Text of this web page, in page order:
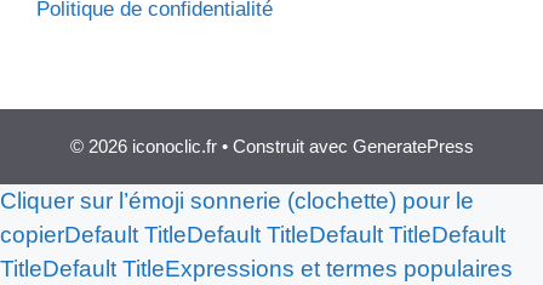
Politique de confidentialité
© 2026 iconoclic.fr• Construit avec GeneratePress
Cliquer sur l’émoji sonnerie (clochette) pour le
copierDefault TitleDefault TitleDefault TitleDefault
TitleDefault TitleExpressions et termes populaires